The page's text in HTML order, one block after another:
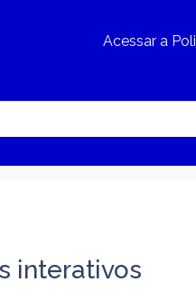
Acessar a Poli
interativos